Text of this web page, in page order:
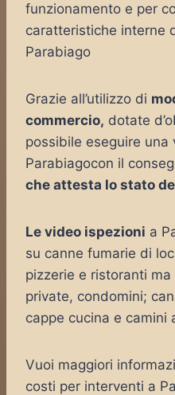
funzionamento e per
caratteristiche interne
Parabiago
Grazie all’utilizzo di
commercio, dotate
possibile eseguire una
Parabiagocon il
che attesta lo stato
Le video ispezioni a
su canne fumarie di
pizzerie e ristoranti
private, condomini;
cappe cucina e camini
Vuoi maggiori
costi per interventi a